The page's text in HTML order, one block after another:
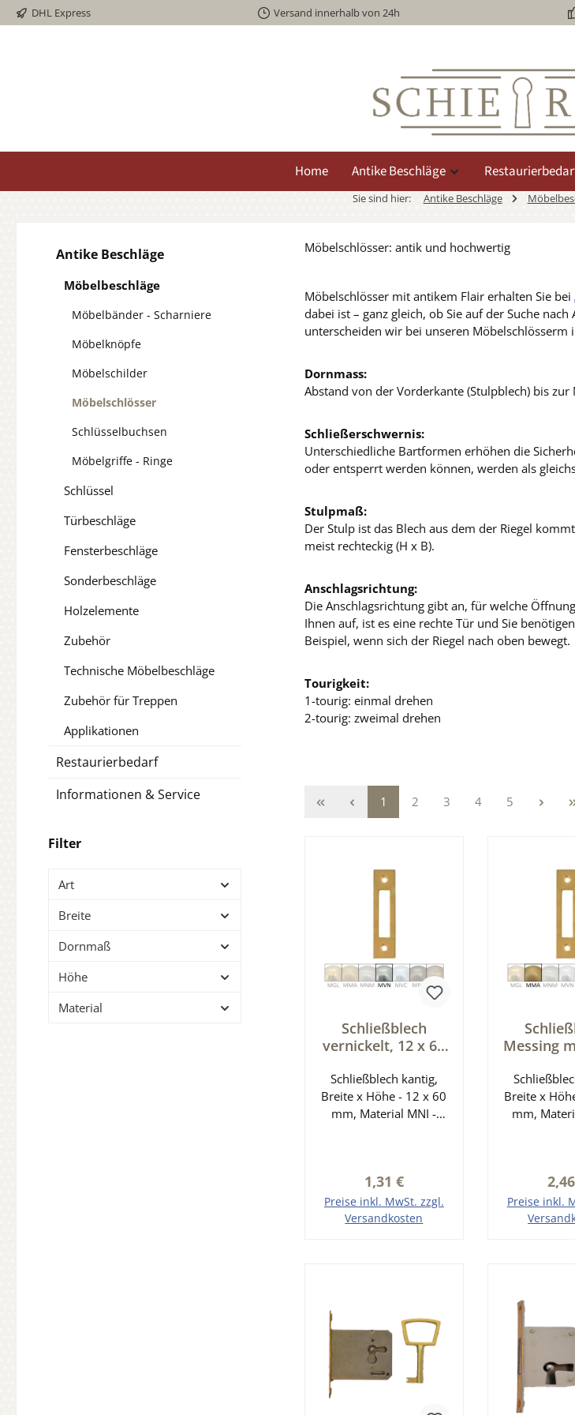
Zur Hauptnavigation springen
DHL Express Versand innerhalb von 24h
Home Antike Beschläge
Sie sind hier: Antike Beschläge
Antike Beschläge
Möbelbeschläge
Möbelbänder - Scharniere
Möbelknöpfe
Möbelschilder
Möbelschlösser
Schlüsselbuchsen
Möbelgriffe - Ringe
Schlüssel
Türbeschläge
Fensterbeschläge
Sonderbeschläge
Holzelemente
Zubehör
Technische Möbelbeschläge
Zubehör für Treppen
Applikationen
Restaurierbedarf
Informationen & Service
Filter
Art
Breite
Dornmaß
Höhe
Material
Möbelschlösser: antik und hochwertig
Möbelschlösser mit antikem Flair erhalten Sie bei
dabei ist – ganz gleich, ob Sie auf der Suche
unterscheiden wir bei unseren
Dornmass:
Abstand von der Vorderkante (Stulpblech) bis zur
Schließerschwernis:
Unterschiedliche Bartformen erhöhen die
oder entsperrt werden können, werden als
Stulpmaß:
Der Stulp ist das Blech aus dem der Riegel
meist rechteckig (H x B).
Anschlagsrichtung:
Die Anschlagsrichtung gibt an, für welche
Ihnen auf, ist es eine rechte Tür und Sie
Beispiel, wenn sich der Riegel nach oben bewegt.
Tourigkeit:
1-tourig: einmal drehen
2-tourig: zweimal drehen
Seite
1 Seite
2 Seite
3 Seite
4 Seite
5
Schließblech
vernickelt, 12 x 60
XS001
Schließblech kantig,
Breite x Höhe - 12 x 60
mm, Material MNI -
Regulärer Preis:
1,31 €
Preise inkl. MwSt. zzgl.
Versandkosten
Messing
Breite x
mm,
Preise inkl.